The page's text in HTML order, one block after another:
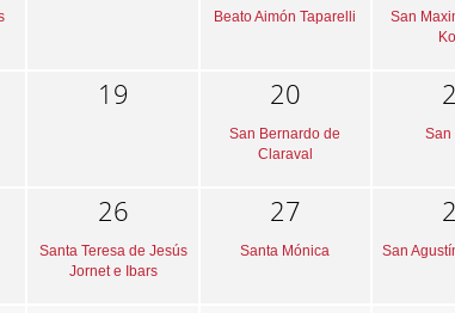
Beato Aimón Taparelli
San
19 20
San Bernardo de
Claraval
San
26
Santa Teresa de Jesús
Jornet e Ibars
27
Santa Mónica San